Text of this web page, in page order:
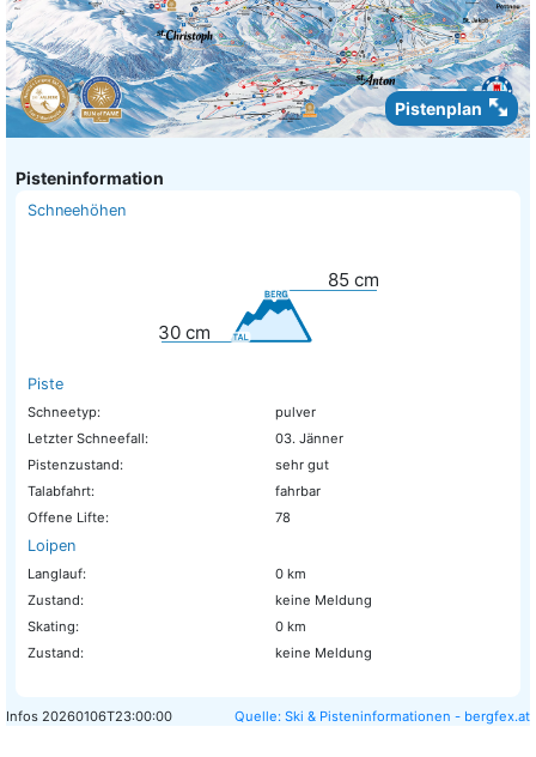
Pistenplan
Pisteninformation
Schneehöhen
30 cm
85 cm
Piste
Schneetyp:
pulver
Letzter Schneefall:
03. Jänner
Pistenzustand:
sehr gut
Talabfahrt:
fahrbar
Offene Lifte:
78
Loipen
Langlauf:
0 km
Zustand:
keine Meldung
Skating:
0 km
Zustand:
keine Meldung
Infos 20260106T23:00:00 Quelle: Ski & Pisteninformationen - bergfex.at